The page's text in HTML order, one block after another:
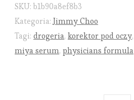
SKU: b1b90a8ef8b3
Kategoria: Jimmy Choo
Tagi: drogeria, korektor pod oczy,
miya serum, physicians formula